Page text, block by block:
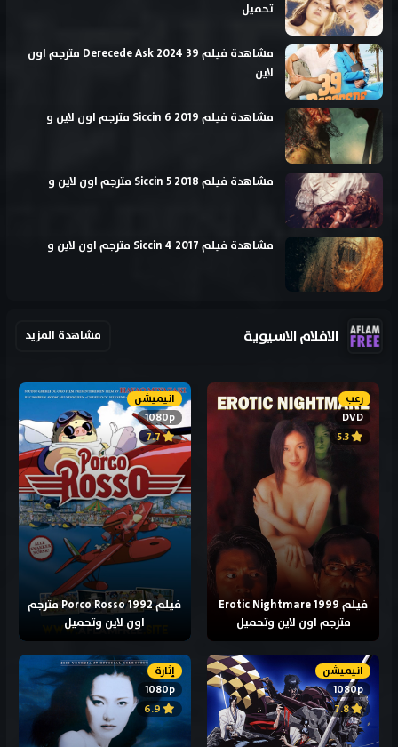
تحميل
مشاهدة فيلم 39 Derecede Ask 2024 مترجم اون
لاين
مشاهدة فيلم Siccin 6 2019 مترجم اون لاين و
مشاهدة فيلم Siccin 5 2018 مترجم اون لاين و
مشاهدة فيلم Siccin 4 2017 مترجم اون لاين و
الافلام الاسيوية مشاهدة المزيد
رعب
DVD
5.3
فيلم Erotic Nightmare 1999
مترجم اون لاين وتحميل
انيميشن
1080p
7.7
فيلم Porco Rosso 1992 مترجم
اون لاين وتحميل
انيميشن
1080p
7.8
إثارة
1080p